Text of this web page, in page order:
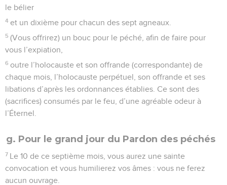
le bélier
4 et un dixième pour chacun des sept agneaux.
5 (Vous offrirez) un bouc pour le péché, afin de faire pour
vous l’expiation,
6 outre l’holocauste et son offrande (correspondante) de
chaque mois, l’holocauste perpétuel, son offrande et ses
libations d’après les ordonnances établies. Ce sont des
(sacrifices) consumés par le feu, d’une agréable odeur à
l’Éternel.
g. Pour le grand jour du Pardon des péchés
7 Le 10 de ce septième mois, vous aurez une sainte
convocation et vous humilierez vos âmes : vous ne ferez
aucun ouvrage.